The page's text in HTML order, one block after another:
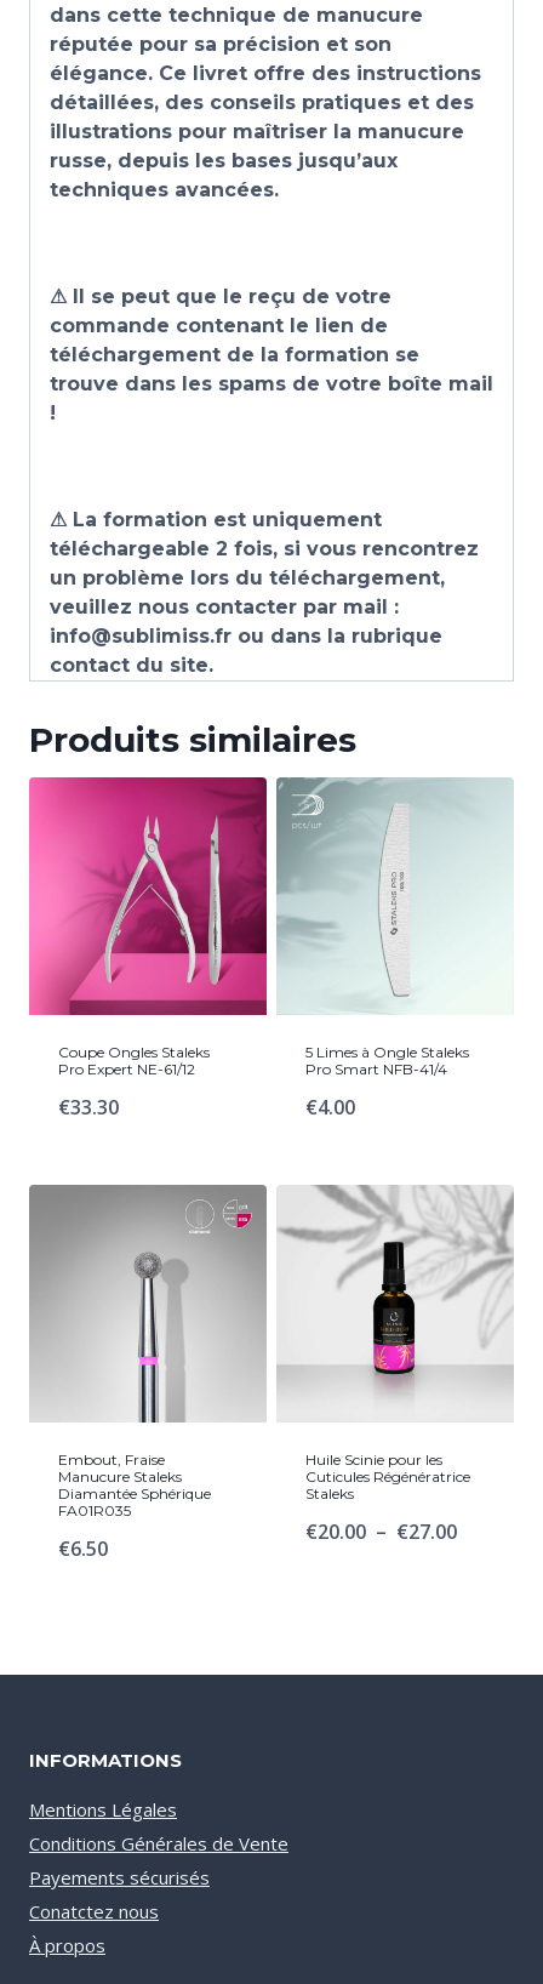
dans cette technique de manucure
réputée pour sa précision et son
élégance. Ce livret offre des instructions
détaillées, des conseils pratiques et des
illustrations pour maîtriser la manucure
russe, depuis les bases jusqu’aux
techniques avancées.
⚠ Il se peut que le reçu de votre
commande contenant le lien de
téléchargement de la formation se
trouve dans les spams de votre boîte mail
!
⚠ La formation est uniquement
téléchargeable 2 fois, si vous rencontrez
un problème lors du téléchargement,
veuillez nous contacter par mail :
info@sublimiss.fr ou dans la rubrique
contact du site.
Produits similaires
Coupe Ongles Staleks
Pro Expert NE-61/12
€33.30
5 Limes à Ongle Staleks
Pro Smart NFB-41/4
€4.00
Embout, Fraise
Manucure Staleks
Diamantée Sphérique
FA01R035
€6.50
Huile Scinie pour les
Cuticules Régénératrice
Staleks
€20.00 – €27.00Plage
INFORMATIONS
Mentions Légales
Conditions Générales de Vente
Payements sécurisés
Conatctez nous
À propos